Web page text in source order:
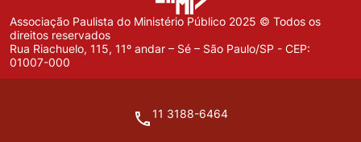
Associação Paulista do Ministério Público 2025 © Todos os
direitos reservados
Rua Riachuelo, 115, 11º andar – Sé – São Paulo/SP - CEP:
01007-000
11 3188-6464